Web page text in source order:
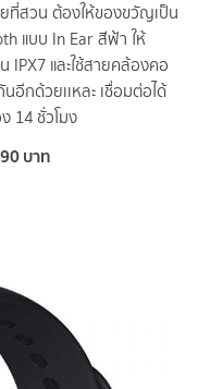
ที่สวน ต้องให้ของขวัญเป็น
แบบ In Ear สีฟ้า ให้
และใช้สายคล้องคอ
กด้วยเเหละ เชื่อมต่อได้
14 ชั่วโมง
บาท